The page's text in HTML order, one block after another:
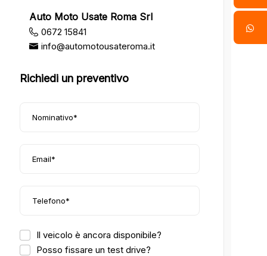
Auto Moto Usate Roma Srl
0672 15841
info@automotousateroma.it
Richiedi un preventivo
Il veicolo è ancora disponibile?
Posso fissare un test drive?